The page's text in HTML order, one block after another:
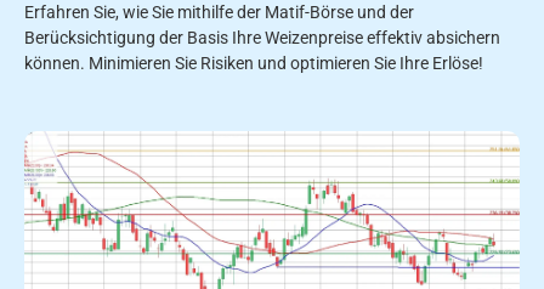
Erfahren Sie, wie Sie mithilfe der Matif-Börse und der
Berücksichtigung der Basis Ihre Weizenpreise effektiv absichern
können. Minimieren Sie Risiken und optimieren Sie Ihre Erlöse!